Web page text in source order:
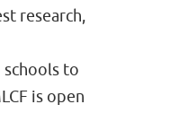
research,
to
is open